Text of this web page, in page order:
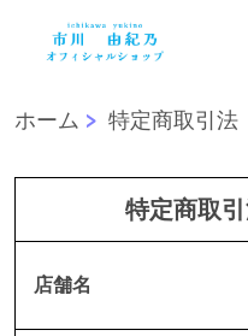
ホーム 特定商取引法
特定商取
店舗名